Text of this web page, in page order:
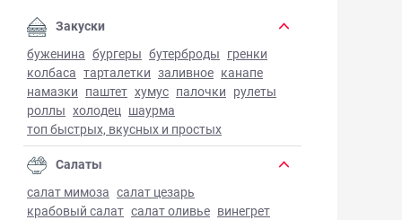
с сырым картофелем и салом - фото готового
Закуски
буженина бургеры бутерброды гренки
колбаса тарталетки заливное канапе
намазки паштет хумус палочки рулеты
роллы холодец шаурма
топ быстрых, вкусных и простых
Салаты
салат мимоза салат цезарь
крабовый салат салат оливье винегрет